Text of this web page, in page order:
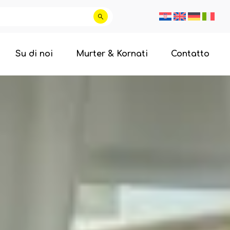
Su di noi Murter & Kornati Contatto